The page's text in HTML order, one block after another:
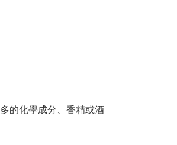
的化學成分、香精或酒